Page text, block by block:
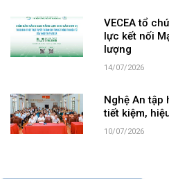
VECEA tổ
lực kết nối
lượng
14/07/2026
Nghệ An tập
tiết kiệm,
10/07/2026